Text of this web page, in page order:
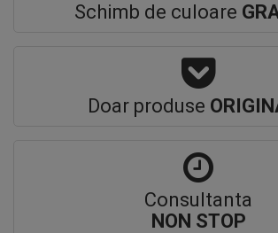
Schimb de culoare
Doar produse
Consultanta
NON STOP